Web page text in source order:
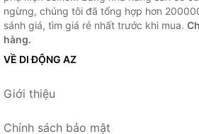
ngừng, chúng tôi đã tổng hợp hơn
sánh giá, tìm giá rẻ nhất trước khi mua.
hàng.
VỀ DI ĐỘNG AZ
Giới thiệu
Chính sách bảo mật